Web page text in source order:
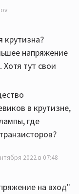
крутизна?
напряжение
тут свои
в крутизне,
где
2022 в 07:48
на вход"